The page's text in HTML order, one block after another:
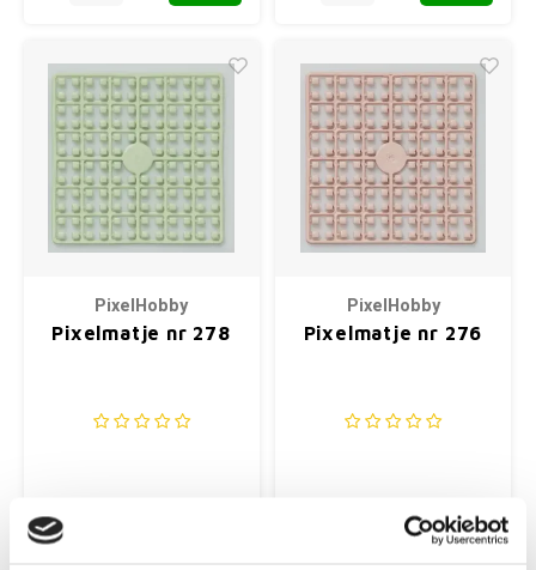
PixelHobby
Pixelmatje nr 278
PixelHobby
Pixelmatje nr 276
€0,34